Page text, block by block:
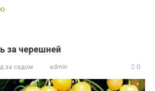
за черешней
за садом admin 0